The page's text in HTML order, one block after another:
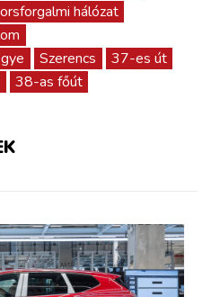
hálózat
Szerencs
37-es út
38-as főút